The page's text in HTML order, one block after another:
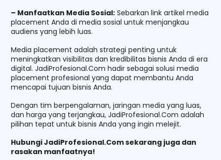
– Manfaatkan Media Sosial: Sebarkan link artikel media
placement Anda di media sosial untuk menjangkau
audiens yang lebih luas.
Media placement adalah strategi penting untuk
meningkatkan visibilitas dan kredibilitas bisnis Anda di era
digital. JadiProfesional.Com hadir sebagai solusi media
placement profesional yang dapat membantu Anda
mencapai tujuan bisnis Anda.
Dengan tim berpengalaman, jaringan media yang luas,
dan harga yang terjangkau, JadiProfesional.Com adalah
pilihan tepat untuk bisnis Anda yang ingin melejit.
Hubungi JadiProfesional.Com sekarang juga dan
rasakan manfaatnya!